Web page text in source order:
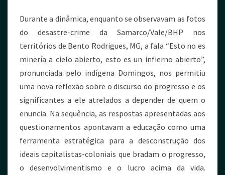
Durante a dinâmica, enquanto se observavam as fotos
do desastre-crime da Samarco/Vale/BHP nos
territórios de Bento Rodrigues, MG, a fala “Esto no es
minería a cielo abierto, esto es un infierno abierto”,
pronunciada pelo indígena Domingos, nos permitiu
uma nova reflexão sobre o discurso do progresso e os
significantes a ele atrelados a depender de quem o
enuncia. Na sequência, as respostas apresentadas aos
questionamentos apontavam a educação como uma
ferramenta estratégica para a desconstrução dos
ideais capitalistas-coloniais que bradam o progresso,
o desenvolvimentismo e o lucro acima da vida.